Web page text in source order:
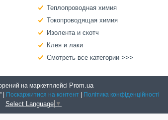
Теплопроводная химия
Токопроводящая химия
Изолента и скотч
Клея и лаки
Смотреть все категории >>>
на маркетплейсі Prom.ua
Поскаржитися на контент Політика конфіденційності
Select Language ▼